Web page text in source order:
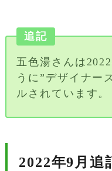
追記
五色湯さんは
うに”デザイナー
ルされています。
2022年9月追